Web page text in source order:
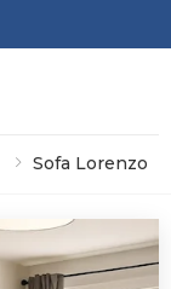
Sofa Lorenzo